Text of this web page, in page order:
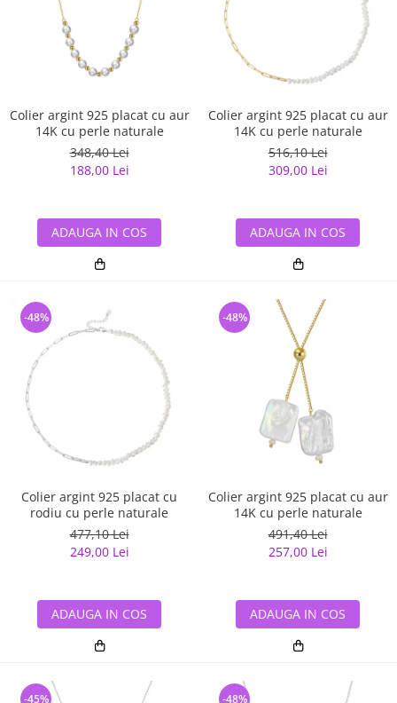
Colier argint 925 placat cu aur
14K cu perle naturale
348,40 Lei
188,00 Lei
ADAUGA IN COS
Colier argint 925 placat cu aur
14K cu perle naturale
516,10 Lei
309,00 Lei
ADAUGA IN COS
Colier argint 925 placat cu
rodiu cu perle naturale
477,10 Lei
249,00 Lei
-48%
ADAUGA IN COS
Colier argint 925 placat cu aur
14K cu perle naturale
491,40 Lei
257,00 Lei
-48%
ADAUGA IN COS
-45% -48%